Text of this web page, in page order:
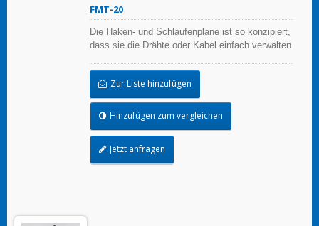
FMT-20
Die Haken- und Schlaufenplane ist so konzipiert,
dass sie die Drähte oder Kabel einfach verwalten
Zur Liste hinzufügen
Hinzufügen zum vergleichen
Jetzt anfragen